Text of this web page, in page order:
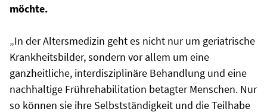
möchte.
„In der Altersmedizin geht es nicht nur um geriatrische
Krankheitsbilder, sondern vor allem um eine
ganzheitliche, interdisziplinäre Behandlung und eine
nachhaltige Frührehabilitation betagter Menschen. Nur
so können sie ihre Selbstständigkeit und die Teilhabe